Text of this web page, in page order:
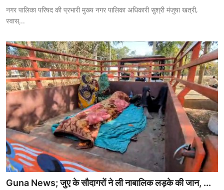
नगर पालिका परिषद की प्रभारी मुख्य नगर पालिका अधिकारी सुश्री मंजुषा खत्री,
स्वास्...
Guna News; जुए के सौदागरों ने ली नाबालिक लड़के की जान, ...